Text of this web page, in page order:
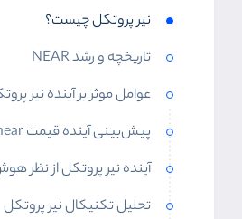
نیر پروتکل چیست؟
تاریخچه و رشد NEAR
عوامل موثر بر آینده نیر
پیش‌بینی آینده قیمت near
آینده نیر پروتکل از نظر
تحلیل تکنیکال نیر پروتکل